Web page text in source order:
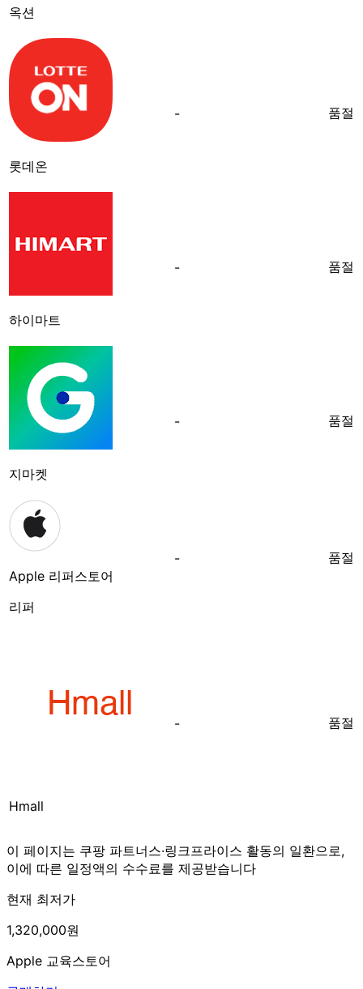
옥션
롯데온
- 품절
하이마트
- 품절
지마켓
- 품절
Apple 리퍼스토어
리퍼
- 품절
Hmall
- 품절
이 페이지는 쿠팡 파트너스·링크프라이스 활동의 일환으로,
이에 따른 일정액의 수수료를 제공받습니다
현재 최저가
1,320,000원
Apple 교육스토어